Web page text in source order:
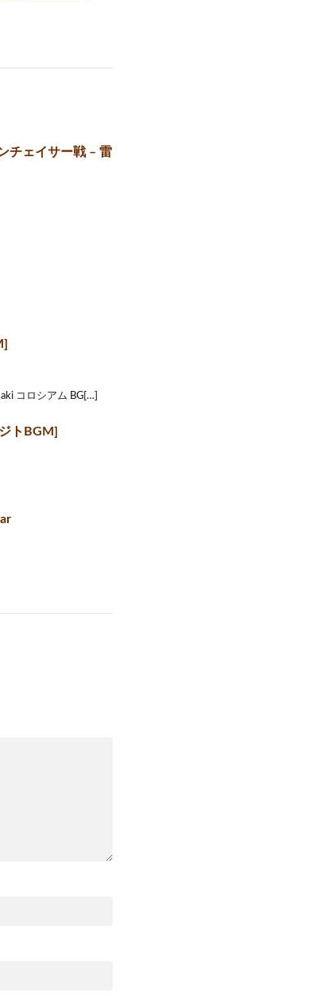
チェイサー戦 – 雷
コロシアム BG[…]
トBGM]